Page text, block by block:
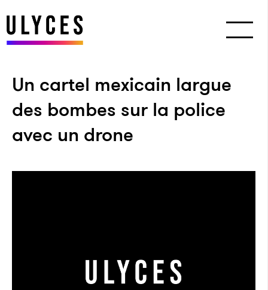
Un cartel mexicain largue
des bombes sur la police
avec un drone